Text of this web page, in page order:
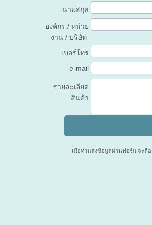
นามสกุล
องค์กร / หน่วย
งาน / บริษัท
เบอร์โทร
e-mail
รายละเอียด
สินค้า
เมื่อท่านส่งข้อมูลผ่านฟอร์ม จะถื